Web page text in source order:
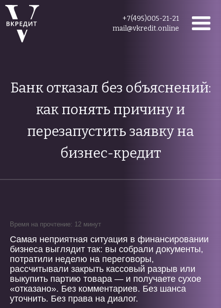
+7(495)005-21-21
mail@vkredit.online
Банк отказал без объяснений:
как понять причину и
перезапустить заявку на
бизнес-кредит
Время на прочтение: 12 минут
Самая неприятная ситуация в финансировании
бизнеса выглядит так: вы собрали документы,
потратили неделю на переговоры,
рассчитывали закрыть кассовый разрыв или
выкупить партию товара — и получаете сухое
«отказано». Без комментариев. Без шанса
уточнить. Без права на диалог.